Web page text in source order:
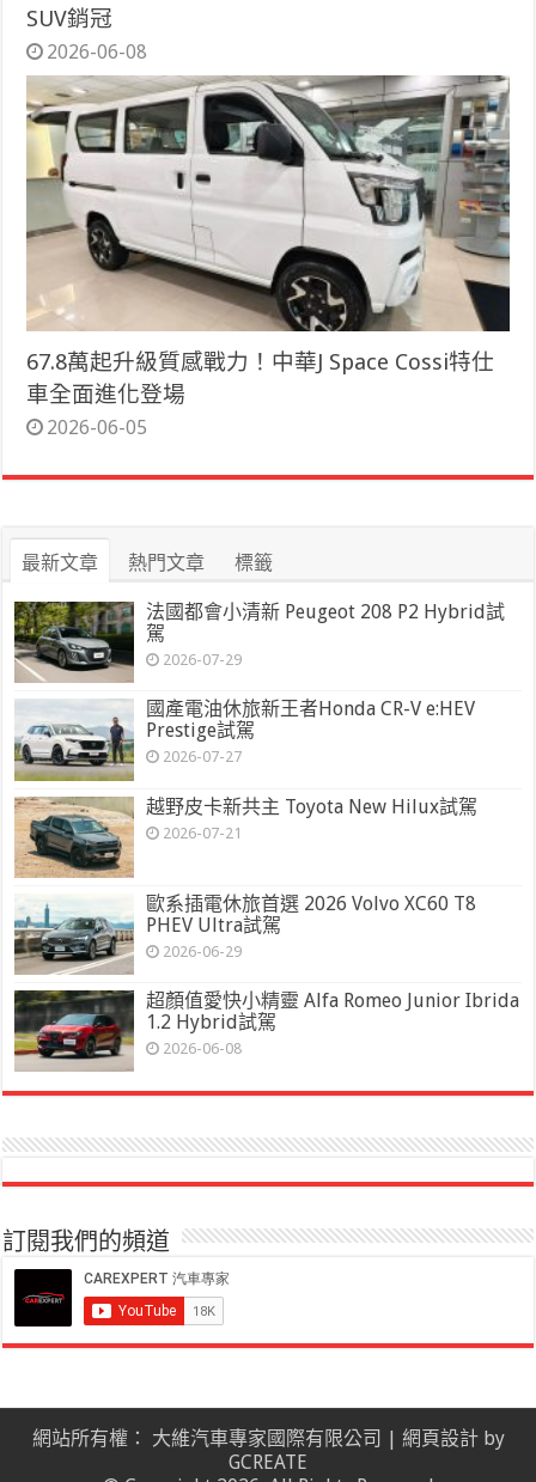
SUV銷冠
2026-06-08
67.8萬起升級質感戰力！中華J Space Cossi特仕
車全面進化登場
2026-06-05
最新文章 熱門文章 標籤
法國都會小清新 Peugeot 208 P2 Hybrid試
駕
2026-07-29
國產電油休旅新王者Honda CR-V e:HEV
Prestige試駕
2026-07-27
越野皮卡新共主 Toyota New Hilux試駕
2026-07-21
歐系插電休旅首選 2026 Volvo XC60 T8
PHEV Ultra試駕
2026-06-29
超顏值愛快小精靈 Alfa Romeo Junior Ibrida
1.2 Hybrid試駕
2026-06-08
訂閱我們的頻道
網站所有權： 大維汽車專家國際有限公司 | 網頁設計by
GCREATE